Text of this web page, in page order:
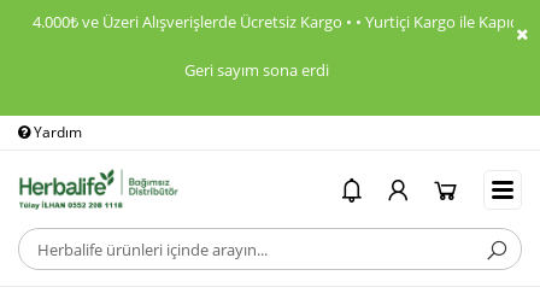
4.000₺ ve Üzeri Alışverişlerde Ücretsiz Kargo • • Yurtiçi Kargo ile Kapıda
Geri sayım sona erdi
Yardım